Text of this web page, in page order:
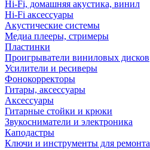
Hi-Fi, домашняя акустика, винил
Hi-Fi аксессуары
Акустические системы
Медиа плееры, стримеры
Пластинки
Проигрыватели виниловых дисков
Усилители и ресиверы
Фонокорректоры
Гитары, аксессуары
Аксессуары
Гитарные стойки и крюки
Звукосниматели и электроника
Каподастры
Ключи и инструменты для ремонта